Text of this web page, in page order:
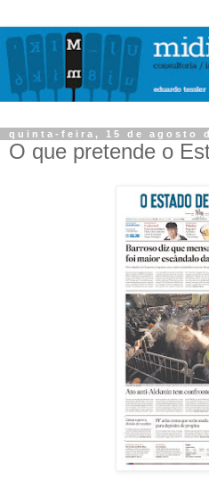
quinta-feira, 15 de agosto
O que pretende o